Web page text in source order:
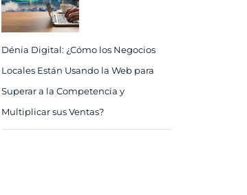
Dénia Digital: ¿Cómo los Negocios
Locales Están Usando la Web para
Superar a la Competencia y
Multiplicar sus Ventas?